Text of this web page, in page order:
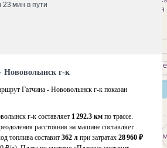
23 мин в пути
Нововолынск г-к
Гатчина - Нововолынск г-к показан
г-к составляет 1 292.3 км по трассе.
расстояния на машине составляет
топлива составит 362 л при затратах 28 960 ₽